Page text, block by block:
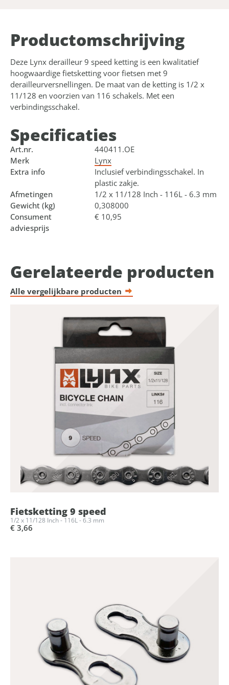
Product­omschrijving
Deze Lynx derailleur 9 speed ketting is een kwalitatief
hoogwaardige fietsketting voor fietsen met 9
derailleurversnellingen. De maat van de ketting is 1/2 x
11/128 en voorzien van 116 schakels. Met een
verbindingsschakel.
Specificaties
Art.nr.
440411.OE
Merk
Lynx
Extra info
Inclusief verbindingsschakel. In
plastic zakje.
Afmetingen
1/2 x 11/128 Inch - 116L - 6.3 mm
Gewicht (kg)
0,308000
Consument
adviesprijs
€ 10,95
Gerelateerde producten
Alle vergelijkbare producten
Fietsketting 9 speed
1/2 x 11/128 Inch - 116L - 6.3 mm
€ 3,66